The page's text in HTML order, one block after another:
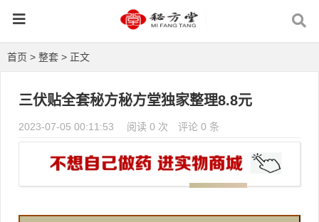
首页 > 整套 > 正文
三伏贴全套秘方秘方堂独家整理8.8元
2023-07-05 00:11:53 阅读 0 次 评论 0 条